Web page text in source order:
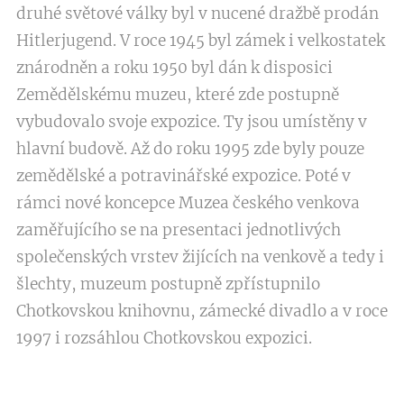
druhé světové války byl v nucené dražbě prodán
Hitlerjugend. V roce 1945 byl zámek i velkostatek
znárodněn a roku 1950 byl dán k disposici
Zemědělskému muzeu, které zde postupně
vybudovalo svoje expozice. Ty jsou umístěny v
hlavní budově. Až do roku 1995 zde byly pouze
zemědělské a potravinářské expozice. Poté v
rámci nové koncepce Muzea českého venkova
zaměřujícího se na presentaci jednotlivých
společenských vrstev žijících na venkově a tedy i
šlechty, muzeum postupně zpřístupnilo
Chotkovskou knihovnu, zámecké divadlo a v roce
1997 i rozsáhlou Chotkovskou expozici.